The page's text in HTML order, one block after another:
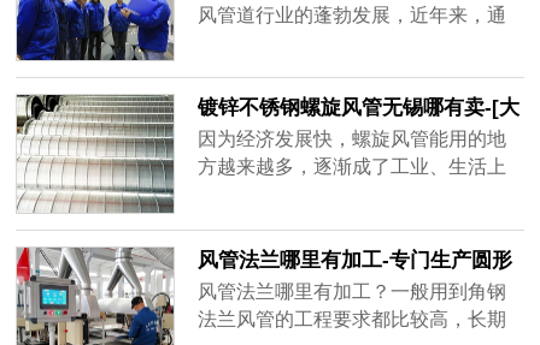
风管道行业的蓬勃发展，近年来，通
家偷工减料已成常态，比如客户要求
用1mm的板材做，实际到手可能是0.6
厚、0.8厚，看似价格实惠，在实际使
用过程中容易出现状况，运送带粉尘
技术不......
镀锌不锈钢螺旋风管无锡哪有卖-[大
世界]
因为经济发展快，螺旋风管能用的地
方越来越多，逐渐成了工业、生活上
厂家也跟着变多，但是质量可能比不
了品牌厂家，大世界通风作为行业内
品牌厂家，精益求精的品质顺应客户
对螺旋风管质量上的要求。
风管法兰哪里有加工-专门生产圆形
矩形风管法兰[大世界通风]
风管法兰哪里有加工？一般用到角钢
法兰风管的工程要求都比较高，长期